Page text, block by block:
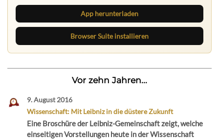
App herunterladen
Browser Suite installieren
Vor zehn Jahren...
9. August 2016
Wissenschaft: Mit Leibniz in die düstere Zukunft
Eine Broschüre der Leibniz-Gemeinschaft zeigt, welche
einseitigen Vorstellungen heute in der Wissenschaft